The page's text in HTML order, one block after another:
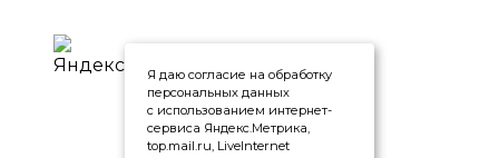
Я даю согласие на обработку
персональных данных
с использованием интернет-
сервиса Яндекс.Метрика,
top.mail.ru, LiveInternet